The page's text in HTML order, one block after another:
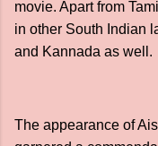
movie. Apart from
in other South Indian
and Kannada as well.
The appearance of